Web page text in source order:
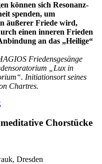
können sich Resonanz-
spenden, um
äußerer Friede wird,
einen inneren Frieden
an das „Heilige“
Friedensgesänge
„Lux in
Initiationsort seines
Chartres.
Chorstücke
Dresden